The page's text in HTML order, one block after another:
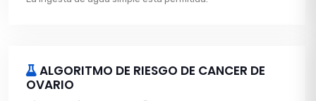
ALGORITMO DE RIESGO DE CANCER DE
OVARIO